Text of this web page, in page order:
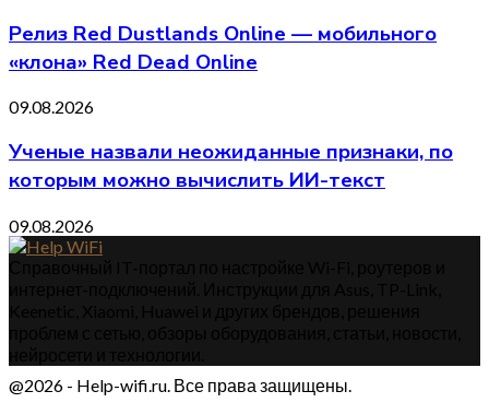
Релиз Red Dustlands Online — мобильного
«клона» Red Dead Online
09.08.2026
Ученые назвали неожиданные признаки, по
которым можно вычислить ИИ-текст
09.08.2026
@2026 - Help-wifi.ru. Все права защищены.